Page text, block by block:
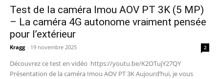
Test de la caméra Imou AOV PT 3K (5 MP)
– La caméra 4G autonome vraiment pensée
pour l’extérieur
Kragg - 19 novembre 2025 2
Découvrez ce test en vidéo https://youtu.be/K2OTujY27QY
Présentation de la caméra Imou AOV PT 3K Aujourd’hui, je vous